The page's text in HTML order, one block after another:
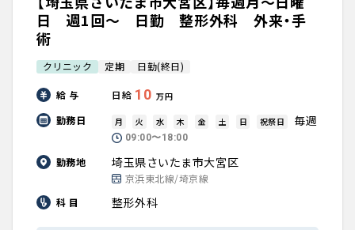
日 週1回～ 日勤 整形外科 外来・手
術
クリニック 定期 日勤(終日)
給 与 日給 10 万円
勤務日 月 火 水 木 金 土 日 祝祭日 毎週
09:00〜18:00
勤務地 埼玉県さいたま市大宮区
京浜東北線/埼京線
科 目
整形外科